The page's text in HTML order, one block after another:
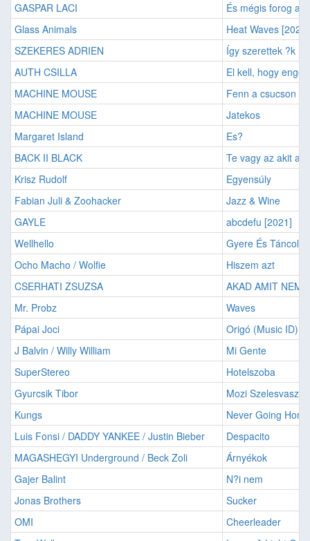
GASPAR LACI
És mégis forog a
Glass Animals
Heat Waves [2021]
SZEKERES ADRIEN
Így szerettek ?k
AUTH CSILLA
El kell, hogy
MACHINE MOUSE
Fenn a csucson
MACHINE MOUSE
Jatekos
Margaret Island
Es?
BACK II BLACK
Te vagy az akit a
Krisz Rudolf
Egyensúly
Fabian Juli & Zoohacker
Jazz & Wine
GAYLE
abcdefu [2021]
Wellhello
Gyere És Táncolj
Ocho Macho / Wolfie
Hiszem azt
CSERHATI ZSUZSA
AKAD AMIT NEM
Mr. Probz
Waves
Pápai Joci
Origó (Music ID)
J Balvin / Willy William
Mi Gente
SuperStereo
Hotelszoba
Gyurcsik Tibor
Mozi
Kungs
Never Going
Luis Fonsi / DADDY YANKEE / Justin Bieber
Despacito
MAGASHEGYI Underground / Beck Zoli
Árnyékok
Gajer Balint
N?i nem
Jonas Brothers
Sucker
OMI
Cheerleader